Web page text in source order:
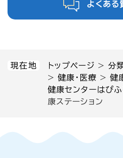
現在地 トップページ >分
>健康・医療 >健
健康センターはぴふ
康ステーション
よくある